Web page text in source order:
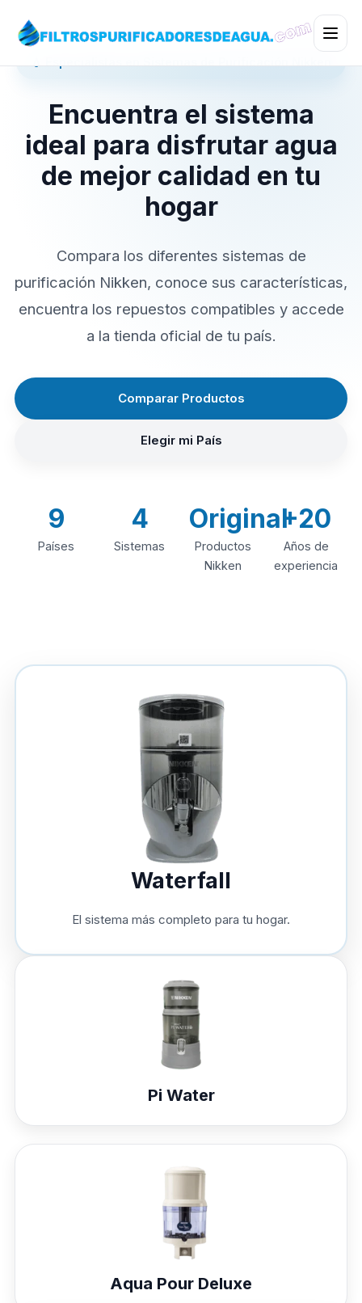
Encuentra el sistema
ideal para disfrutar agua
de mejor calidad en tu
hogar
Compara los diferentes sistemas de
purificación Nikken, conoce sus características,
encuentra los repuestos compatibles y accede
a la tienda oficial de tu país.
Comparar Productos
Elegir mi País
9
Países
4
Sistemas
Original
Productos
Nikken
+20
Años de
experiencia
Waterfall
El sistema más completo para tu hogar.
Pi Water
Aqua Pour Deluxe